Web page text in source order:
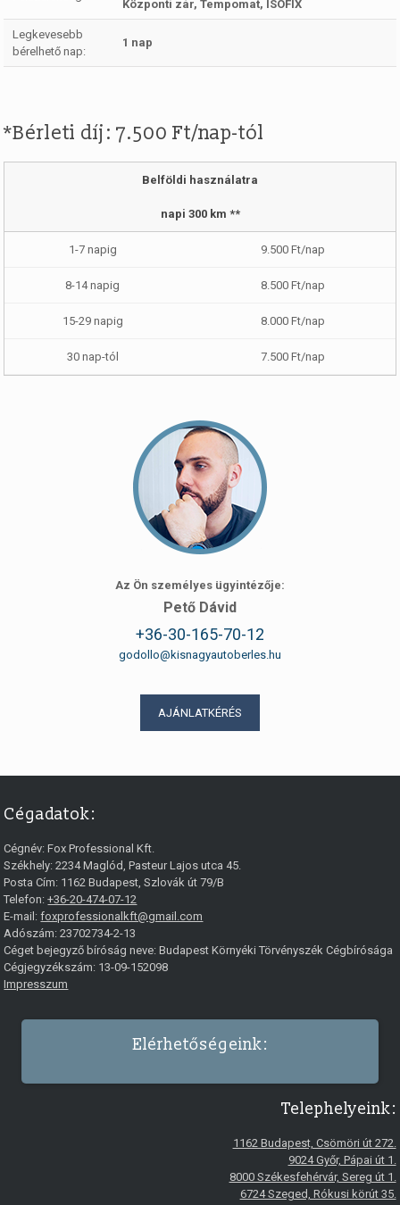
Központi zár, Tempomat, ISOFIX
Legkevesebb
bérelhető nap:
1 nap
*Bérleti díj: 7.500 Ft/nap-tól
Belföldi használatra
napi 300 km **
9.500 Ft/nap
8.500 Ft/nap
8.000 Ft/nap
7.500 Ft/nap
Az Ön személyes ügyintézője:
Pető Dávid
+36-30-165-70-12
godollo@kisnagyautoberles.hu
AJÁNLATKÉRÉS
Cégadatok:
Cégnév:Fox Professional Kft.
Székhely:2234 Maglód ,Pasteur Lajos utca 45.
Posta Cím: 1162 Budapest, Szlovák út 79/B
Telefon:+36-20-474-07-12
E-mail:foxprofessionalkft@gmail.com
Adószám: 23702734-2-13
Céget bejegyző bíróság neve: Budapest Környéki Törvényszék Cégbírósága
Cégjegyzékszám: 13-09-152098
Impresszum
Elérhetőségeink:
Telephelyeink:
1162 Budapest, Csömöri út 272.
9024 Győr, Pápai út 1.
8000 Székesfehérvár, Sereg út 1.
6724 Szeged, Rókusi körút 35.